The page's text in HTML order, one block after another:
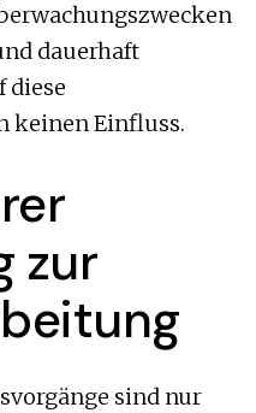
dauerhaft
diese
keinen Einfluss.
zur
sind nur